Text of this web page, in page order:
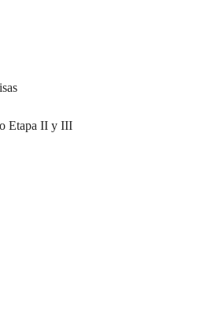
Etapa II y III